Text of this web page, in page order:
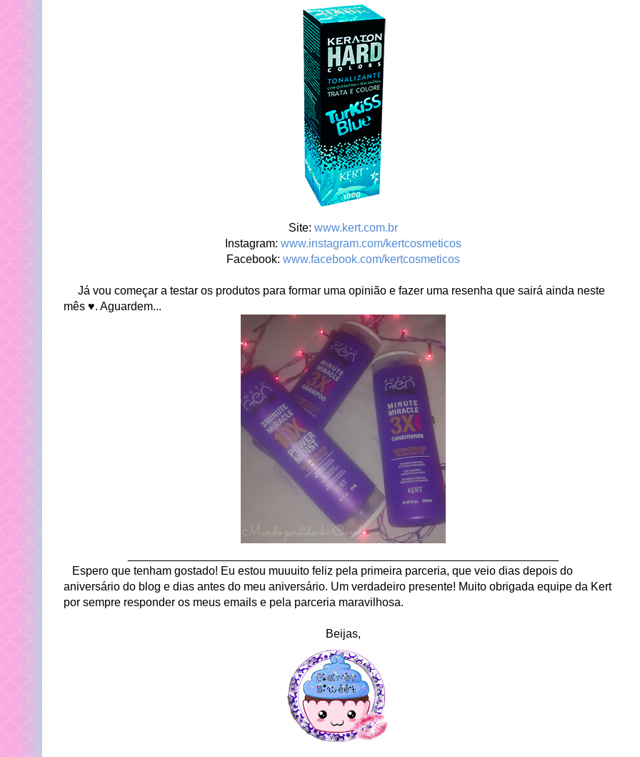
Site: www.kert.com.br
Instagram: www.instagram.com/kertcosmeticos
Facebook: www.facebook.com/kertcosmeticos
Já vou começar a testar os produtos para formar uma opinião e fazer uma resenha que sairá ainda neste
mês ♥. Aguardem...
Espero que tenham gostado! Eu estou muuuito feliz pela primeira parceria, que veio dias depois do
aniversário do blog e dias antes do meu aniversário. Um verdadeiro presente! Muito obrigada equipe da Kert
por sempre responder os meus emails e pela parceria maravilhosa.
Beijas,